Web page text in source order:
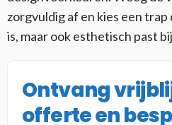
zorgvuldig af en kies een
is, maar ook esthetisch past
Ontvang
offerte en